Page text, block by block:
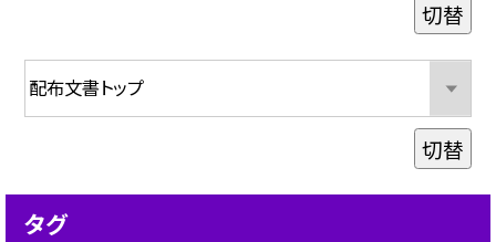
切替
切替
タグ